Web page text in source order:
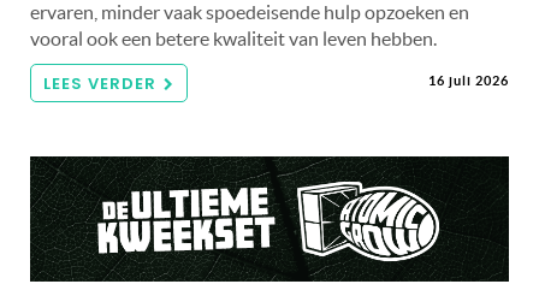
ervaren, minder vaak spoedeisende hulp opzoeken en
vooral ook een betere kwaliteit van leven hebben.
LEES VERDER 16 juli 2026